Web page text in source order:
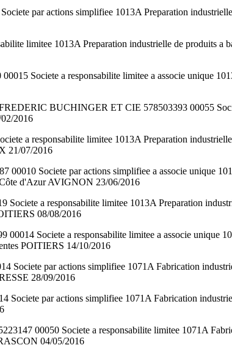
par actions simplifiee 1013A Preparation
limitee 1013A Preparation industrielle de
Societe a responsabilite limitee a associe unique
BUCHINGER ET CIE 578503393 00055
2016
a responsabilite limitee 1013A Preparation
21/07/2016
Societe par actions simplifiee a associe unique
d'Azur AVIGNON 23/06/2016
a responsabilite limitee 1013A Preparation
08/08/2016
Societe a responsabilite limitee a associe unique
POITIERS 14/10/2016
Societe par actions simplifiee 1071A Fabrication
28/09/2016
par actions simplifiee 1071A Fabrication
00050 Societe a responsabilite limitee 1071A
04/05/2016